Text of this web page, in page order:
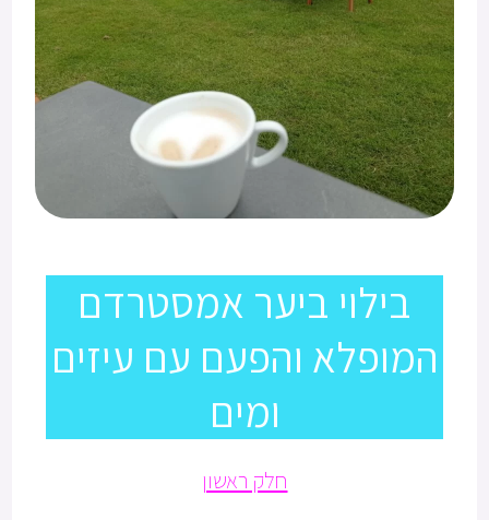
בילוי ביער אמסטרדם
המופלא והפעם עם עיזים
ומים
חלק ראשון